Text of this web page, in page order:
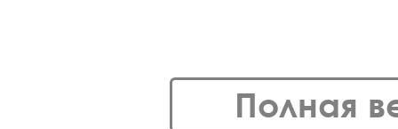
Полная